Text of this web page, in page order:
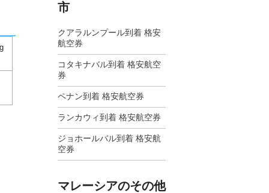
市
クアラルンプール到着 格安
航空券
コタキナバル到着 格安航空
券
ペナン到着 格安航空券
ランカウィ到着 格安航空券
ジョホールバル到着 格安航
空券
マレーシアのその他